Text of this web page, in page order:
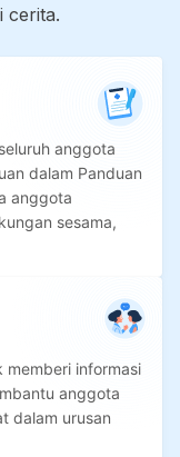
cerita.
anggota
dalam Panduan
anggota
sesama,
memberi informasi
anggota
dalam urusan